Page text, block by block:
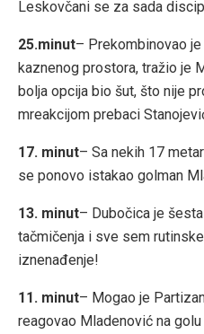
Leskovčani se za sada
25.minut– Prekombinovao
kaznenog prostora, tražio je
bolja opcija bio šut, što nije
mreakcijom prebaci
17. minut– Sa nekih 17
se ponovo istakao golman
13. minut– Dubočica je
tačmičenja i sve sem
iznenađenje!
11. minut– Mogao je
reagovao Mladenović na